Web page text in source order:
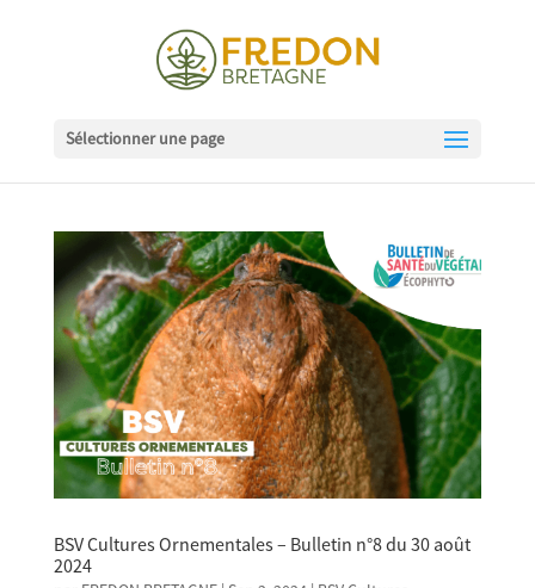
Sélectionner une page
BSV Cultures Ornementales – Bulletin n°8 du 30 août
2024